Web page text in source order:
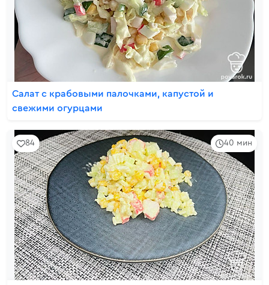
Салат с крабовыми палочками, капустой и
свежими огурцами
40 мин
84